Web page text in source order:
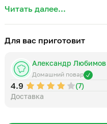
Читать далее...
Для вас приготовит
Александр Любимов
Домашний повар
4.9 (7)
Доставка